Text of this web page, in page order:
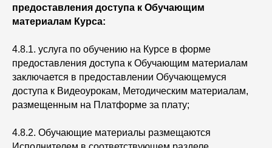
предоставления доступа к Обучающим
материалам Курса:
4.8.1. услуга по обучению на Курсе в форме
предоставления доступа к Обучающим материалам
заключается в предоставлении Обучающемуся
доступа к Видеоурокам, Методическим материалам,
размещенным на Платформе за плату;
4.8.2. Обучающие материалы размещаются